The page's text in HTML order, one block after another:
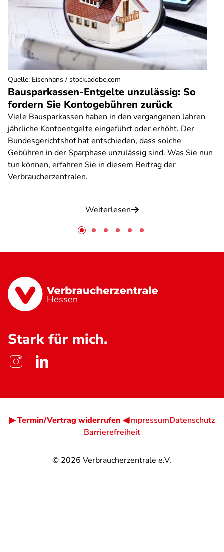
Bausparkassen-Entgelte unzulässig: So
fordern Sie Kontogebühren zurück
Viele Bausparkassen haben in den vergangenen Jahren
jährliche Kontoentgelte eingeführt oder erhöht. Der
Bundesgerichtshof hat entschieden, dass solche
Gebühren in der Sparphase unzulässig sind. Was Sie nun
tun können, erfahren Sie in diesem Beitrag der
Verbraucherzentralen.
Weiterlesen
Quelle: Eisenhans / stock.adobe.com
Hessen
Stark für mich.
© 2026 Verbraucherzentrale e.V.
▶ Termin/Vertrag widerrufen ◀ImpressumDatenschutz
Barrierefreiheit